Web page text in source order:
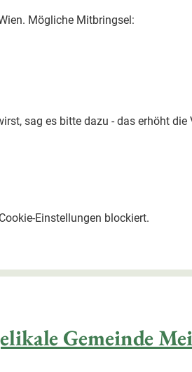
Mögliche Mitbringsel:
sag es bitte dazu - das erhöht die
Einstellungen blockiert.
Gemeinde